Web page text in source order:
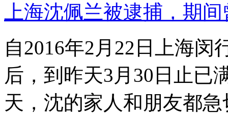
上海沈佩兰被逮捕，期
自2016年2月22日上海
后，到昨天3月30日止已
天，沈的家人和朋友都